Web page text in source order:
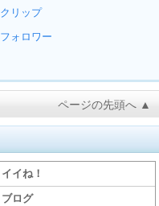
クリップ
フォロワー
ページの先頭へ ▲
イイね！
ブログ